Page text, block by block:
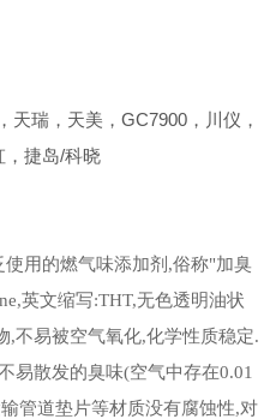
天瑞，天美，GC7900，川仪，
，捷岛/科晓
用的燃气味添加剂,俗称"加臭
英文缩写:THT,无色透明油状
,不易被空气氧化,化学性质稳定.
易散发的臭味(空气中存在0.01
管道垫片等材质没有腐蚀性,对